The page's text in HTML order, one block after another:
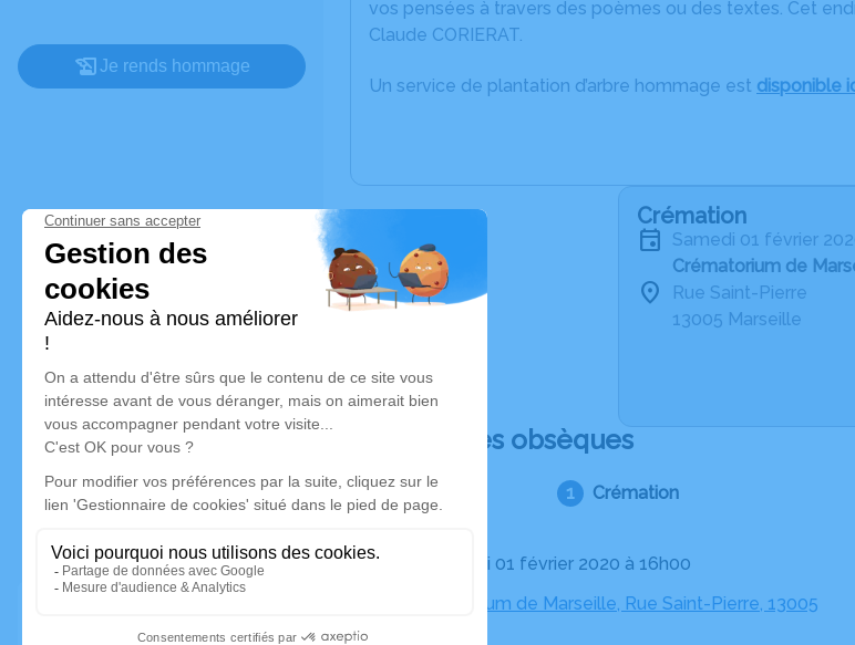
Je rends hommage
vos pensées à travers des poèmes ou des textes. Cet
Claude CORIERAT.
Un service de plantation d’arbre hommage est disponible
Crémation
samedi 01 février
Crématorium de
Rue Saint-Pierre
13005 Marseille
Déroulé des obsèques
Crémation
Le samedi 01 février 2020 à 16h00
Crématorium de Marseille, Rue Saint-Pierre, 13005